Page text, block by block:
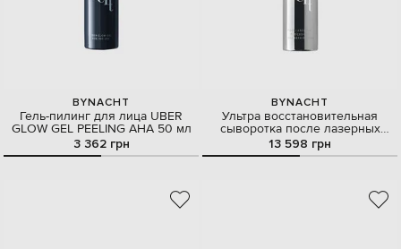
BYNACHT
Гель-пилинг для лица UBER
GLOW GEL PEELING AНА 50 мл
3 362 грн
BYNACHT
Ультра восстановительная
сыворотка после лазерных
процедур 30 мл
13 598 грн